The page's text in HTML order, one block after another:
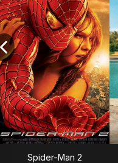
Spider-Man 2